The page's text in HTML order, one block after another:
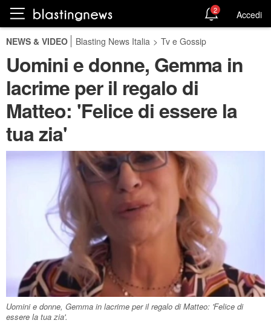
2 Accedi
NEWS & VIDEO Blasting News Italia > Tv e Gossip
Uomini e donne, Gemma in
lacrime per il regalo di
Matteo: 'Felice di essere la
tua zia'
Uomini e donne, Gemma in lacrime per il regalo di Matteo: 'Felice di
essere la tua zia'.